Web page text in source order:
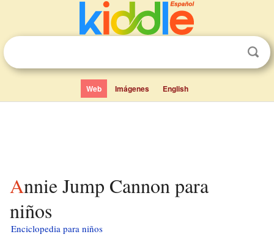
Web Imágenes English
Annie Jump Cannon para
niños
Enciclopedia para niños